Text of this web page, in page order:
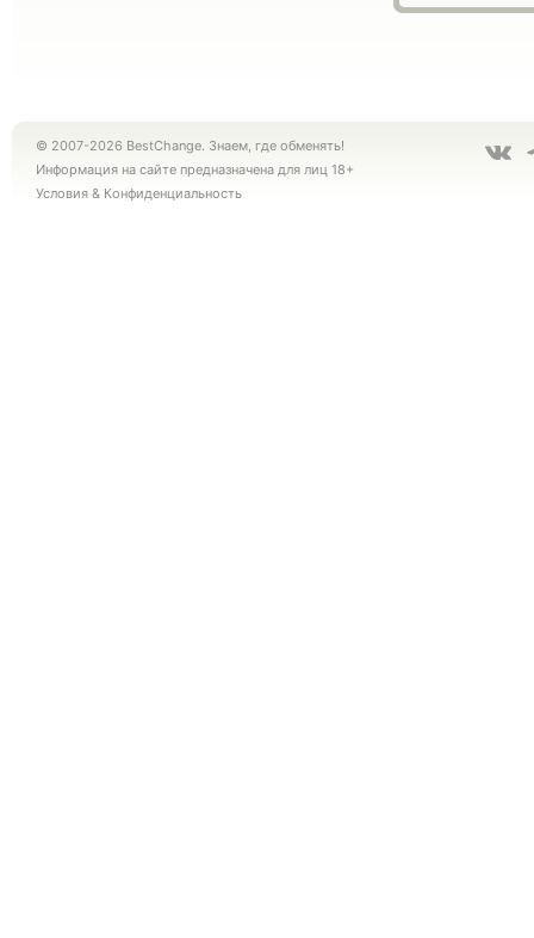
© 2007-2026 BestChange. Знаем, где обменять!
Информация на сайте предназначена для лиц 18+
Условия & Конфиденциальность